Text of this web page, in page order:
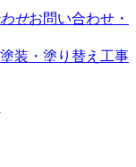
お問い合わせ・